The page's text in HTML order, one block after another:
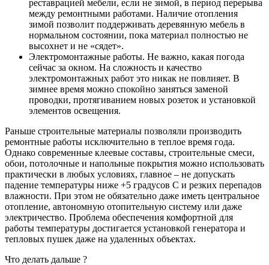
реставрацией мебели, если не зимой, в период перерыва
между ремонтными работами. Наличие отопления
зимой позволит поддерживать деревянную мебель в
нормальном состоянии, пока материал полностью не
высохнет и не «сядет».
Электромонтажные работы. Не важно, какая погода
сейчас за окном. На сложность и качество
электромонтажных работ это никак не повлияет. В
зимнее время можно спокойно заняться заменой
проводки, протягиванием новых розеток и установкой
элементов освещения.
Раньше строительные материалы позволяли производить
ремонтные работы исключительно в теплое время года.
Однако современные клеевые составы, строительные смеси,
обои, потолочные и напольные покрытия можно использовать
практически в любых условиях, главное – не допускать
падение температуры ниже +5 градусов С и резких перепадов
влажности. При этом не обязательно даже иметь центральное
отопление, автономную отопительную систему или даже
электричество. Проблема обеспечения комфортной для
работы температуры достигается установкой генератора и
тепловых пушек даже на удаленных объектах.
Что делать дальше ?